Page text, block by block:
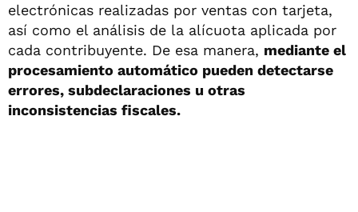
electrónicas realizadas por ventas con tarjeta,
así como el análisis de la alícuota aplicada por
cada contribuyente. De esa manera, mediante el
procesamiento automático pueden detectarse
errores, subdeclaraciones u otras
inconsistencias fiscales.